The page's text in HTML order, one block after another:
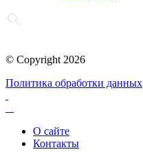
© Copyright 2026
Политика обработки данных
О сайте
Контакты